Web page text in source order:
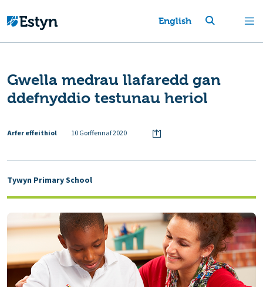
English
Gwella medrau llafaredd gan
ddefnyddio testunau heriol
Arfer effeithiol 10 Gorffennaf 2020
Tywyn Primary School